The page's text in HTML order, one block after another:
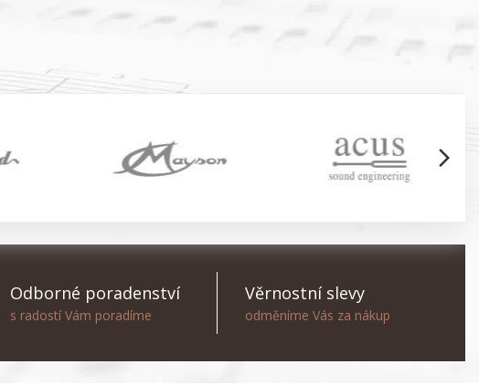
arrow_forward_ios
Odborné poradenství
s radostí Vám poradíme
Věrnostní slevy
odměníme Vás za nákup